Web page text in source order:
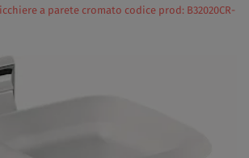
a parete cromato codice prod: B32020CR-